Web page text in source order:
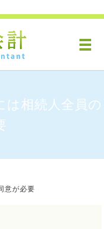
メ
は相続人全員の
意が必要